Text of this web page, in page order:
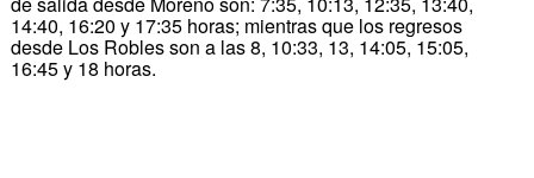
14:40, 16:20 y 17:35 horas; mientras que los regresos
desde Los Robles son a las 8, 10:33, 13, 14:05, 15:05,
16:45 y 18 horas.